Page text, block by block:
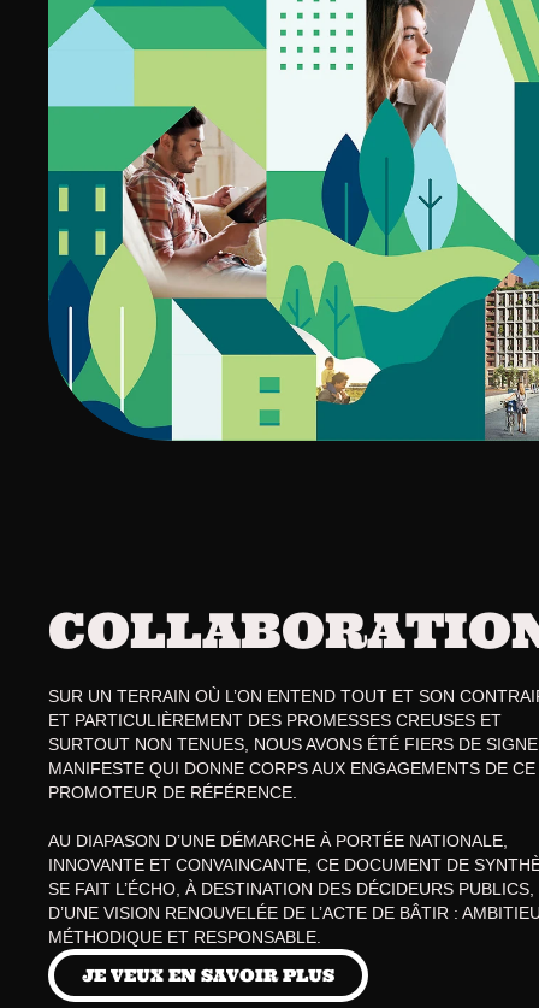
SUR UN TERRAIN OÙ L’ON ENTEND TOUT ET SON
ET PARTICULIÈREMENT DES PROMESSES CREUSES ET
SURTOUT NON TENUES, NOUS AVONS ÉTÉ FIERS DE
MANIFESTE QUI DONNE CORPS AUX ENGAGEMENTS DE CE
PROMOTEUR DE RÉFÉRENCE.
AU DIAPASON D’UNE DÉMARCHE À PORTÉE NATIONALE,
INNOVANTE ET CONVAINCANTE, CE DOCUMENT DE
SE FAIT L’ÉCHO, À DESTINATION DES DÉCIDEURS PUBLICS,
D’UNE VISION RENOUVELÉE DE L’ACTE DE BÂTIR :
MÉTHODIQUE ET RESPONSABLE.
JE VEUX EN SAVOIR PLUS